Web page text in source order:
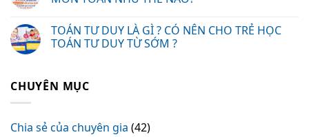
TOÁN TƯ DUY LÀ GÌ ? CÓ NÊN CHO TRẺ HỌC
TOÁN TƯ DUY TỪ SỚM ?
CHUYÊN MỤC
Chia sẻ của chuyên gia (42)